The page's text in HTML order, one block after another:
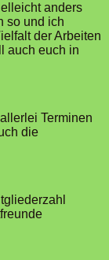
anders
so und ich
der Arbeiten
auch euch in
Terminen
die